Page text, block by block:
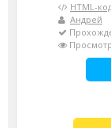
HTML-
Андрей